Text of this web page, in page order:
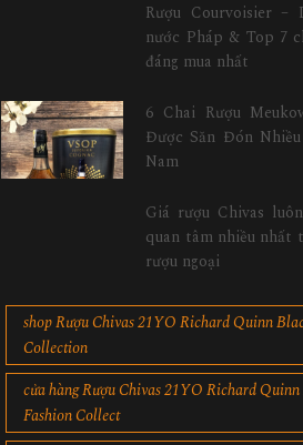
Rượu Courvoisier –
nước Pháp & Top 7
đáng mua nhất
6 Chai Rượu
Được Săn Đón
Nam
Giá rượu Chivas
quan tâm nhiều nhất
rượu ngoại
shop Rượu Chivas 21YO Richard Quinn
Collection
cửa hàng Rượu Chivas 21YO Richard
Fashion Collect